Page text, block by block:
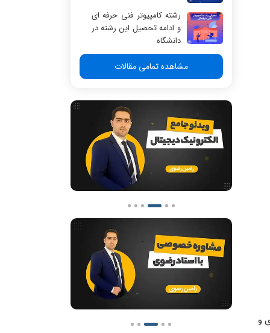
و
رشته کامپیوتر فنی حرفه ای
و ادامه تحصیل این رشته در
دانشگاه
مشاهده تمامی مقالات